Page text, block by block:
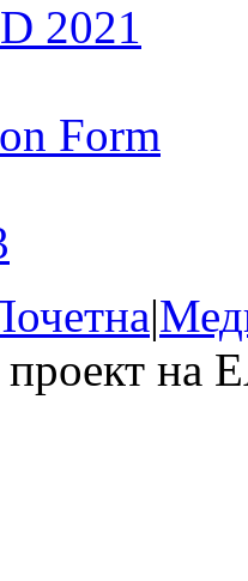
2021
Form
|
проект на